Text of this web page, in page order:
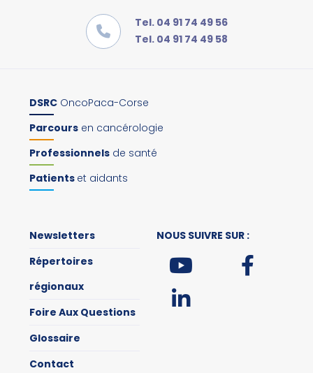
Tel. 04 91 74 49 56
Tel. 04 91 74 49 58
DSRC OncoPaca-Corse
Parcours en cancérologie
Professionnels de santé
Patients et aidants
Newsletters
Répertoires
régionaux
Foire Aux Questions
Glossaire
Contact
NOUS SUIVRE SUR :